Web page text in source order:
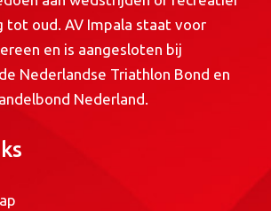
tot oud. AV Impala staat voor
en is aangesloten bij
Nederlandse Triathlon Bond en
Nederland.